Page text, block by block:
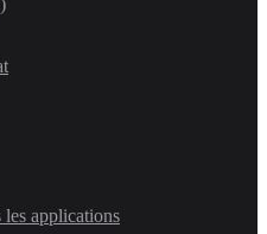
applications